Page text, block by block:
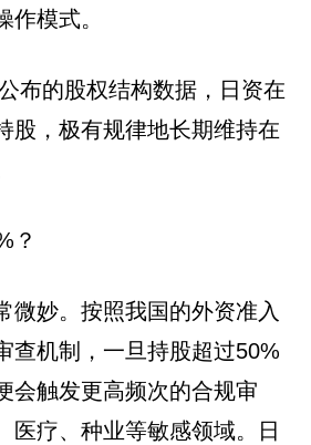
作模式。
布的股权结构数据，日资在
股，极有规律地长期维持在
？
微妙。按照我国的外资准入
查机制，一旦持股超过50%
会触发更高频次的合规审
医疗、种业等敏感领域。日